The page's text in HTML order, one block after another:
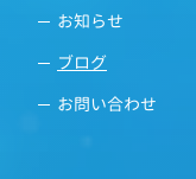
お知らせ
ブログ
お問い合わせ